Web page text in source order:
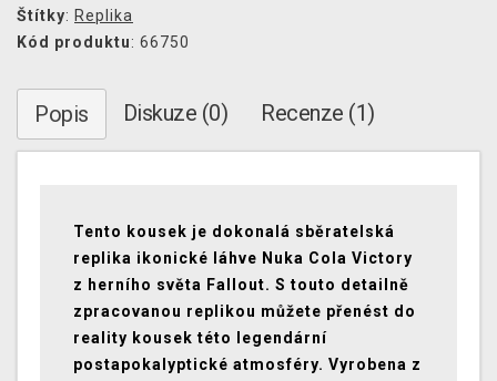
Štítky: Replika
Kód produktu: 66750
Popis Diskuze (0) Recenze (1)
Tento kousek je dokonalá sběratelská
replika ikonické láhve Nuka Cola Victory
z herního světa Fallout. S touto detailně
zpracovanou replikou můžete přenést do
reality kousek této legendární
postapokalyptické atmosféry. Vyrobena z